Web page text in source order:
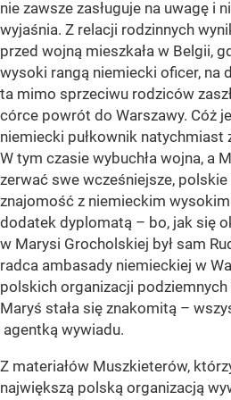
nie zawsze zasługuje na uwagę i
wyjaśnia. Z relacji rodzinnych
przed wojną mieszkała w Belgii,
wysoki rangą niemiecki oficer, na
ta mimo sprzeciwu rodziców
córce powrót do Warszawy. Cóż
niemiecki pułkownik natychmiast
W tym czasie wybuchła wojna, a
zerwać swe wcześniejsze, polskie
znajomość z niemieckim
dodatek dyplomatą – bo, jak się
w Marysi Grocholskiej był sam
radca ambasady niemieckiej w
polskich organizacji podziemnych
Maryś stała się znakomitą –
agentką wywiadu.
Z materiałów Muszkieterów,
największą polską organizacją